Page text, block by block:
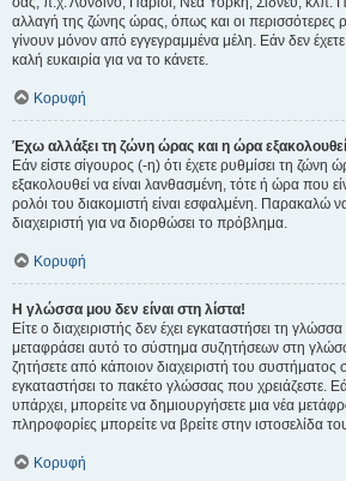
αλλαγή της ζώνης ώρας, όπως και οι περισσότερες
γίνουν μόνον από εγγεγραμμένα μέλη. Εάν δεν έχετε
καλή ευκαιρία για να το κάνετε.
Κορυφή
Έχω αλλάξει τη ζώνη ώρας και η ώρα
Εάν είστε σίγουρος (-η) ότι έχετε ρυθμίσει τη
εξακολουθεί να είναι λανθασμένη, τότε ή ώρα που
ρολόι του διακομιστή είναι εσφαλμένη. Παρακαλώ
διαχειριστή για να διορθώσει το πρόβλημα.
Κορυφή
Η γλώσσα μου δεν είναι στη λίστα!
Είτε ο διαχειριστής δεν έχει εγκαταστήσει τη
μεταφράσει αυτό το σύστημα συζητήσεων στη
ζητήσετε από κάποιον διαχειριστή του
εγκαταστήσει το πακέτο γλώσσας που χρειάζεστε.
υπάρχει, μπορείτε να δημιουργήσετε μια νέα
πληροφορίες μπορείτε να βρείτε στην ιστοσελίδα
Κορυφή